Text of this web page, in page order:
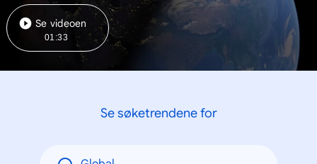
Se videoen
01:33
Se søketrendene for